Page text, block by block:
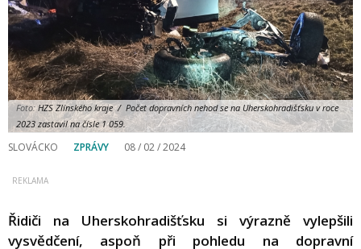
Foto:HZS Zlínského kraje / Počet dopravních nehod se na Uherskohradišťsku v roce
2023 zastavil na čísle 1 059.
SLOVÁCKO ZPRÁVY 08 / 02 / 2024
Řidiči na Uherskohradišťsku si výrazně vylepšili
vysvědčení, aspoň při pohledu na dopravní